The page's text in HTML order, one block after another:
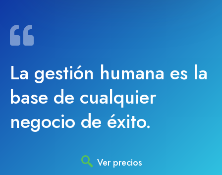
La gestión humana es la
base de cualquier
negocio de éxito.
Ver precios